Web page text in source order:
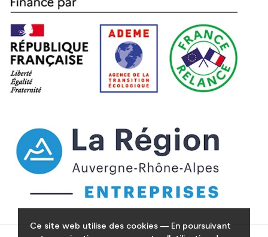
Ce site web utilise des cookies — En poursuivant